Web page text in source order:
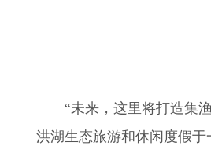
“未来，这里将打造集
洪湖生态旅游和休闲度假于